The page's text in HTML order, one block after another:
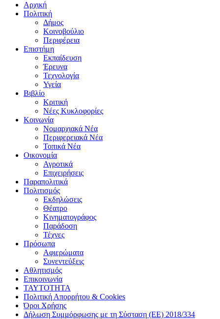
Αρχική
Πολιτική
Δήμος
Κοινοβούλιο
Περιφέρεια
Επιστήμη
Εκπαίδευση
Έρευνα
Τεχνολογία
Υγεία
Βιβλίο
Κριτική
Νέες Κυκλοφορίες
Κοινωνία
Νομαρχιακά Νέα
Περιφερειακά Νέα
Τοπικά Νέα
Οικονομία
Αγροτικά
Επιχειρήσεις
Παραπολιτικά
Πολιτισμός
Εκδηλώσεις
Θέατρο
Κινηματογράφος
Παράδοση
Τέχνες
Πρόσωπα
Αφιερώματα
Συνεντεύξεις
Αθλητισμός
Επικοινωνία
ΤΑΥΤΟΤΗΤΑ
Πολιτική Απορρήτου & Cookies
Όροι Χρήσης
Δήλωση Συμμόρφωσης με τη Σύσταση (ΕΕ) 2018/334